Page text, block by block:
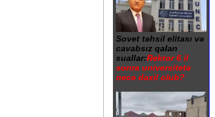
Sovet təhsil elitası və
cavabsız qalan
suallar:Rektor 6 il
sonra universitetə
necə daxil olub?